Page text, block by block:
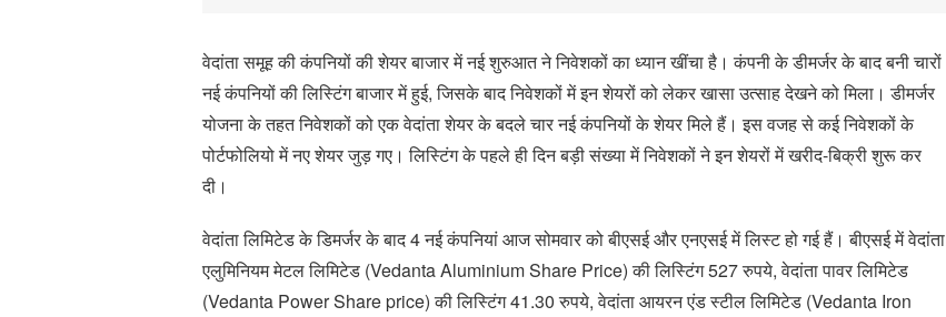
वेदांता समूह की कंपनियों की शेयर बाजार में नई शुरुआत ने निवेशकों का ध्यान खींचा है। कंपनी के डीमर्जर के बाद बनी चारों
नई कंपनियों की लिस्टिंग बाजार में हुई, जिसके बाद निवेशकों में इन शेयरों को लेकर खासा उत्साह देखने को मिला। डीमर्जर
योजना के तहत निवेशकों को एक वेदांता शेयर के बदले चार नई कंपनियों के शेयर मिले हैं। इस वजह से कई निवेशकों के
पोर्टफोलियो में नए शेयर जुड़ गए। लिस्टिंग के पहले ही दिन बड़ी संख्या में निवेशकों ने इन शेयरों में खरीद-बिक्री शुरू कर
दी।
वेदांता लिमिटेड के डिमर्जर के बाद 4 नई कंपनियां आज सोमवार को बीएसई और एनएसई में लिस्ट हो गई हैं। बीएसई में वेदांता
एलुमिनियम मेटल लिमिटेड (Vedanta Aluminium Share Price) की लिस्टिंग 527 रुपये, वेदांता पावर लिमिटेड
(Vedanta Power Share price) की लिस्टिंग 41.30 रुपये, वेदांता आयरन एंड स्टील लिमिटेड (Vedanta Iron